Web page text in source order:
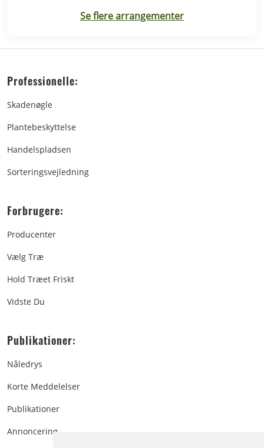
Se flere arrangementer
Professionelle:
Skadenøgle
Plantebeskyttelse
Handelspladsen
Sorteringsvejledning
Forbrugere:
Producenter
Vælg Træ
Hold Træet Friskt
Vidste Du
Publikationer:
Nåledrys
Korte Meddelelser
Publikationer
Annoncering